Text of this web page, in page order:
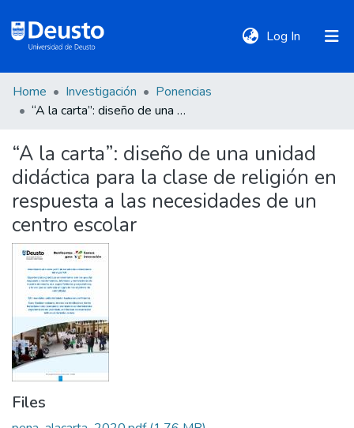
Log In (current)
DeustoTeka
Communities
&
Collections
All of DSpace
Statistics
Policies
Home Investigación
Ponencias
“A la carta”: diseño de una unidad didáctica para la clase de religión en respuesta a las necesidades de un centro escolar
“A la carta”: diseño de una unidad
didáctica para la clase de religión en
respuesta a las necesidades de un
centro escolar
Files